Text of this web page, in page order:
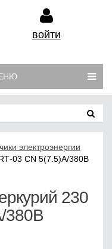
войти
электроэнергии
03 CN 5(7.5)А/380В
230
380В